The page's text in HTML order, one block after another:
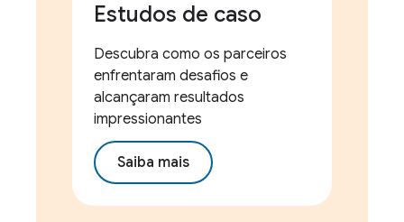
Estudos de caso
Descubra como os parceiros
enfrentaram desafios e
alcançaram resultados
impressionantes
Saiba mais